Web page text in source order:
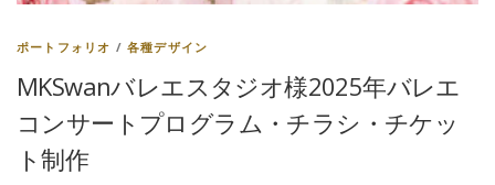
ポートフォリオ /各種デザイン
MKSwanバレエスタジオ様2025年バレエ
コンサートプログラム・チラシ・チケッ
ト制作